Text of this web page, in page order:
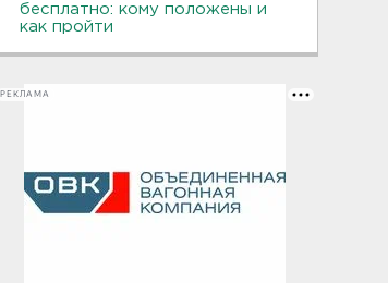
бесплатно: кому положены и
как пройти
РЕКЛАМА